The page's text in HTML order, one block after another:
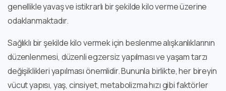
genellikle yavaş ve istikrarlı bir şekilde kilo verme üzerine
odaklanmaktadır.
Sağlıklı bir şekilde kilo vermek için beslenme alışkanlıklarının
düzenlenmesi, düzenli egzersiz yapılması ve yaşam tarzı
değişiklikleri yapılması önemlidir. Bununla birlikte, her bireyin
vücut yapısı, yaş, cinsiyet, metabolizma hızı gibi faktörler